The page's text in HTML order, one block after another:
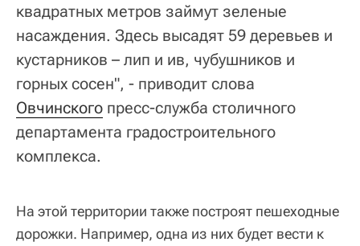
квадратных метров займут зеленые
насаждения. Здесь высадят 59 деревьев и
кустарников – лип и ив, чубушников и
горных сосен", - приводит слова
Овчинского пресс-служба столичного
департамента градостроительного
комплекса.
На этой территории также построят пешеходные
дорожки. Например, одна из них будет вести к